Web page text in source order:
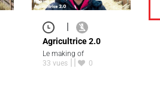
|
Agricultrice 2.0
Le making of
33 vues
0